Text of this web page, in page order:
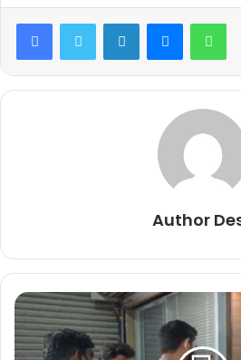
Author